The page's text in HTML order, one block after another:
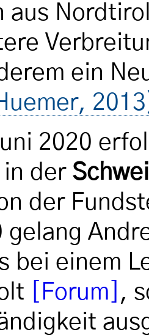
aus
ein
2020
in der
der
gelang
bei einem
[Forum] ,